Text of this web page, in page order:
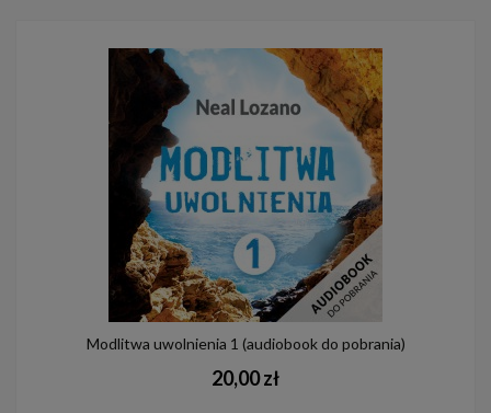
Modlitwa uwolnienia 1 (audiobook do pobrania)
20,00 zł